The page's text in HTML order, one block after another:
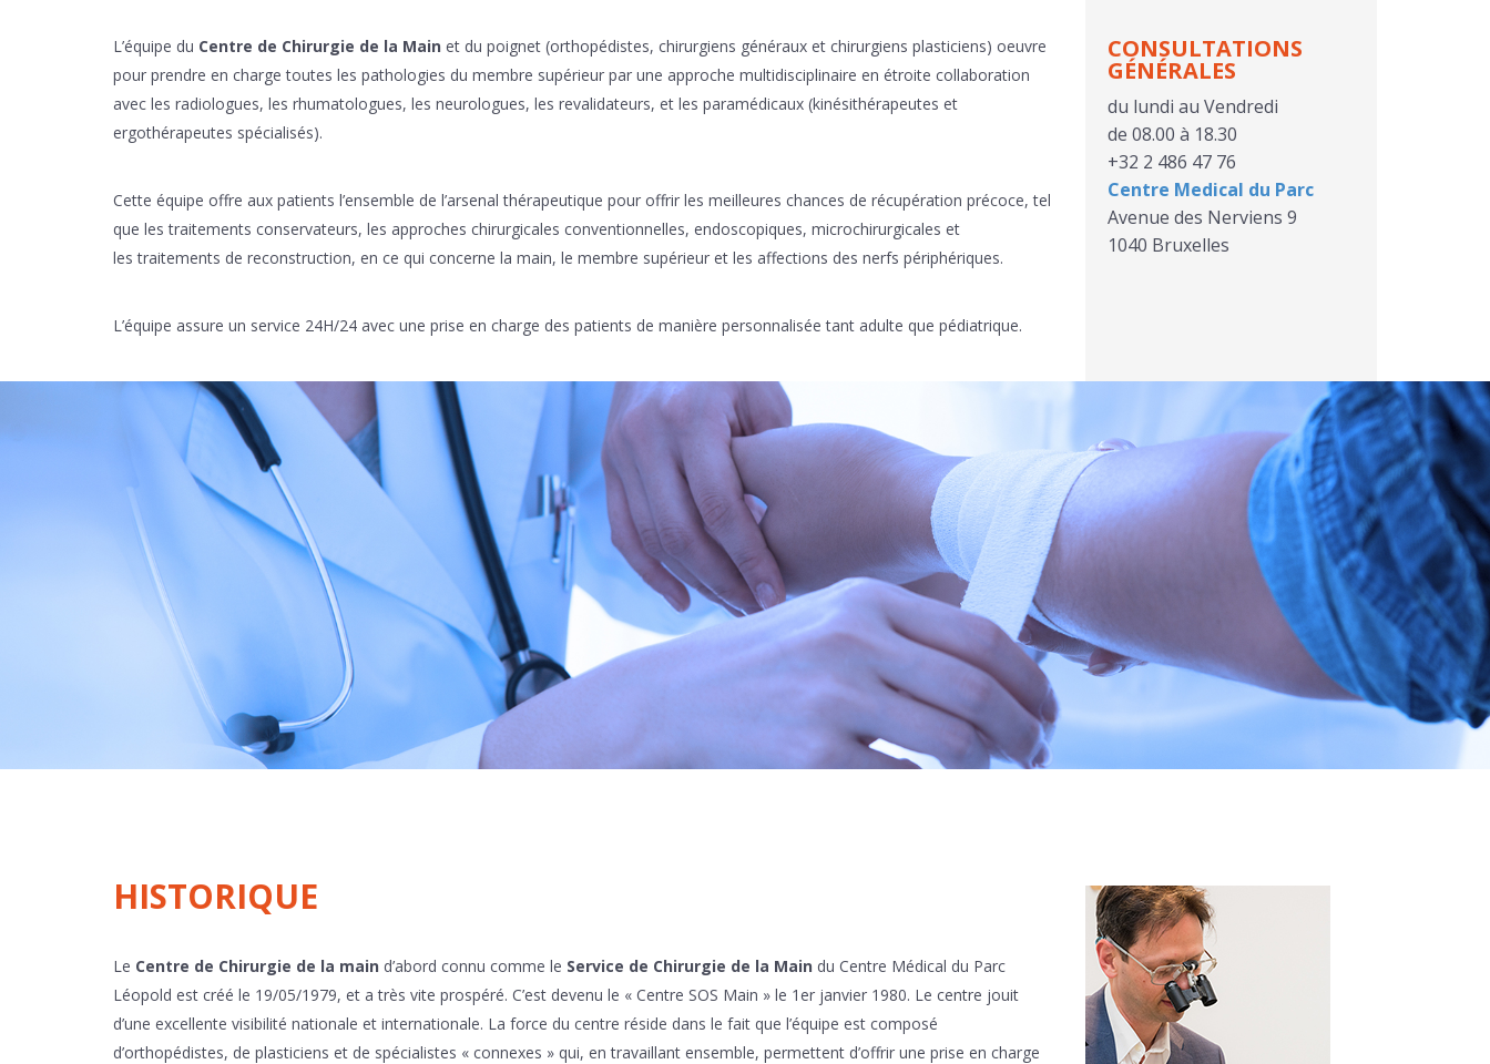
L’équipe du Centre de Chirurgie de la Main et du poignet (orthopédistes, chirurgiens généraux et chirurgiens plasticiens) oeuvre
pour prendre en charge toutes les pathologies du membre supérieur par une approche multidisciplinaire en étroite collaboration
avec les radiologues, les rhumatologues, les neurologues, les revalidateurs, et les paramédicaux (kinésithérapeutes et
ergothérapeutes spécialisés).
Cette équipe offre aux patients l’ensemble de l’arsenal thérapeutique pour offrir les meilleures chances de récupération précoce, tel
que les traitements conservateurs, les approches chirurgicales conventionnelles, endoscopiques, microchirurgicales et
les traitements de reconstruction, en ce qui concerne la main, le membre supérieur et les affections des nerfs périphériques.
L’équipe assure un service 24H/24 avec une prise en charge des patients de manière personnalisée tant adulte que pédiatrique.
CONSULTATIONS
GÉNÉRALES
du lundi au Vendredi
de 08.00 à 18.30
+32 2 486 47 76
Centre Medical du Parc
Avenue des Nerviens 9
1040 Bruxelles
HISTORIQUE
Le Centre de Chirurgie de la main d’abord connu comme le Service de Chirurgie de la Main du Centre Médical du Parc
Léopold est créé le 19/05/1979, et a très vite prospéré. C’est devenu le « Centre SOS Main » le 1er janvier 1980. Le centre jouit
d’une excellente visibilité nationale et internationale. La force du centre réside dans le fait que l’équipe est composé
d’orthopédistes, de plasticiens et de spécialistes « connexes » qui, en travaillant ensemble, permettent d’offrir une prise en charge